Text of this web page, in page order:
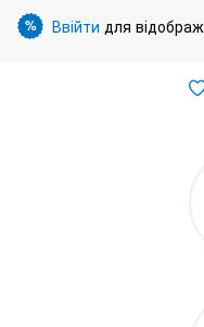
% Ввійти для